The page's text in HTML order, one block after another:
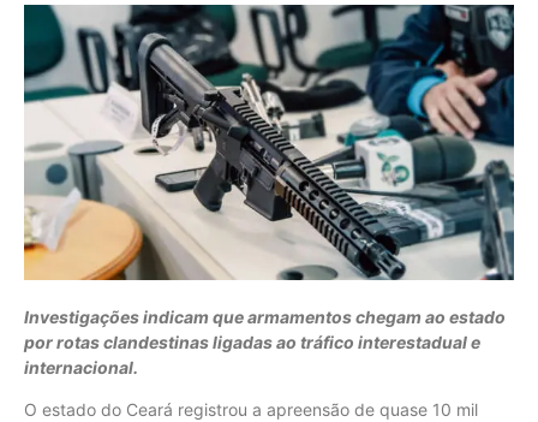
Investigações indicam que armamentos chegam ao estado
por rotas clandestinas ligadas ao tráfico interestadual e
internacional.
O estado do Ceará registrou a apreensão de quase 10 mil